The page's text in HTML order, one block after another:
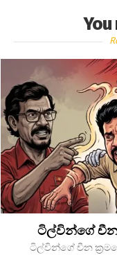
ටිල්වින්ගේ චීන
ටිල්වින්ගේ චීන